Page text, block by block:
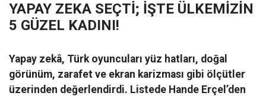
YAPAY ZEKA SEÇTİ; İŞTE ÜLKEMİZİN
5 GÜZEL KADINI!
Yapay zekâ, Türk oyuncuları yüz hatları, doğal
görünüm, zarafet ve ekran karizması gibi ölçütler
üzerinden değerlendirdi. Listede Hande Erçel’den